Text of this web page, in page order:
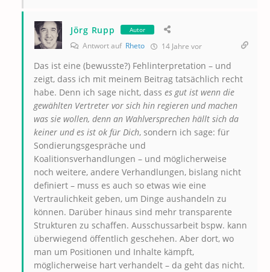
Jörg Rupp Autor
Antwort auf Rheto 14 Jahre vor
Das ist eine (bewusste?) Fehlinterpretation – und
zeigt, dass ich mit meinem Beitrag tatsächlich recht
habe. Denn ich sage nicht, dass es gut ist wenn die
gewählten Vertreter vor sich hin regieren und machen
was sie wollen, denn an Wahlversprechen hällt sich da
keiner und es ist ok für Dich, sondern ich sage: für
Sondierungsgespräche und
Koalitionsverhandlungen – und möglicherweise
noch weitere, andere Verhandlungen, bislang nicht
definiert – muss es auch so etwas wie eine
Vertraulichkeit geben, um Dinge aushandeln zu
können. Darüber hinaus sind mehr transparente
Strukturen zu schaffen. Ausschussarbeit bspw. kann
überwiegend öffentlich geschehen. Aber dort, wo
man um Positionen und Inhalte kämpft,
möglicherweise hart verhandelt – da geht das nicht.